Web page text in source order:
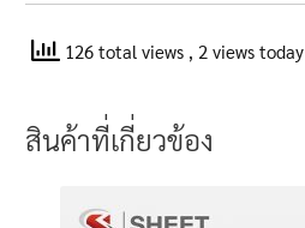
126 total views , 2 views today
สินค้าที่เกี่ยวข้อง